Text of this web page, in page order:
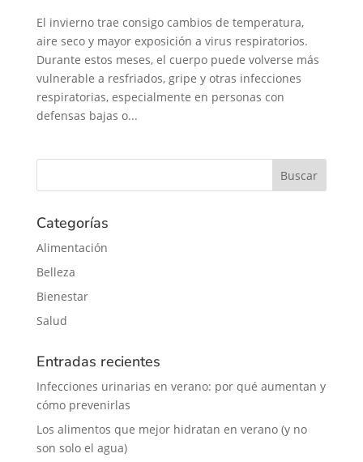
El invierno trae consigo cambios de temperatura,
aire seco y mayor exposición a virus respiratorios.
Durante estos meses, el cuerpo puede volverse más
vulnerable a resfriados, gripe y otras infecciones
respiratorias, especialmente en personas con
defensas bajas o...
Categorías
Alimentación
Belleza
Bienestar
Salud
Entradas recientes
Infecciones urinarias en verano: por qué aumentan y
cómo prevenirlas
Los alimentos que mejor hidratan en verano (y no
son solo el agua)